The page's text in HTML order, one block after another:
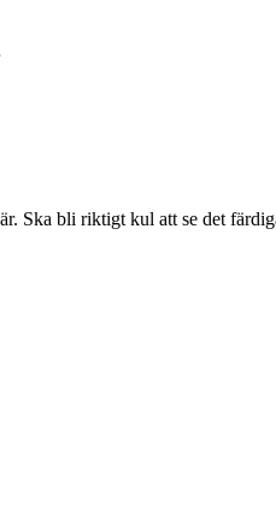
Ska bli riktigt kul att se det